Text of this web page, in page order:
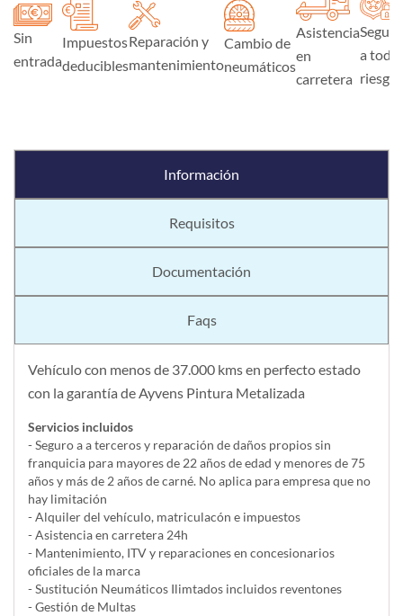
Sin
entrada
Impuestos
deducibles
Reparación y
mantenimiento
Cambio de
neumáticos
Asistencia
en
carretera
Seguro
a todo
riesgo
Información
Requisitos
Documentación
Faqs
Vehículo con menos de 37.000 kms en perfecto estado
con la garantía de Ayvens Pintura Metalizada
Servicios incluidos
- Seguro a a terceros y reparación de daños propios sin
franquicia para mayores de 22 años de edad y menores de 75
años y más de 2 años de carné. No aplica para empresa que no
hay limitación
- Alquiler del vehí­culo, matriculacón e impuestos
- Asistencia en carretera 24h
- Mantenimiento, ITV y reparaciones en concesionarios
oficiales de la marca
- Sustitución Neumáticos Ilimtados incluidos reventones
- Gestión de Multas